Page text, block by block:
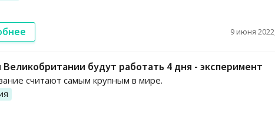
9 июня
будут работать 4 дня - эксперимент
считают самым крупным в мире.